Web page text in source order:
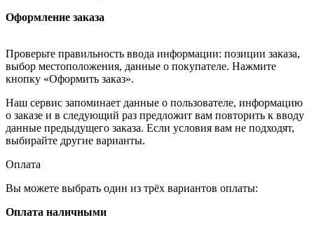
Оформление заказа
Проверьте правильность ввода информации: позиции заказа,
выбор местоположения, данные о покупателе. Нажмите
кнопку «Оформить заказ».
Наш сервис запоминает данные о пользователе, информацию
о заказе и в следующий раз предложит вам повторить к вводу
данные предыдущего заказа. Если условия вам не подходят,
выбирайте другие варианты.
Оплата
Вы можете выбрать один из трёх вариантов оплаты:
Оплата наличными